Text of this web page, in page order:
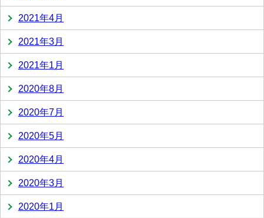
2021年4月
2021年3月
2021年1月
2020年8月
2020年7月
2020年5月
2020年4月
2020年3月
2020年1月